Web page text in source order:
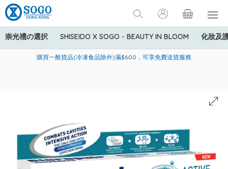
崇光禮の選択 SHISEIDO X SOGO - BEAUTY IN BLOOM 化妝及
美國運通Explorer®信用卡會員購物禮遇：高達5%簽賬回贈！
購買一般貨品(冷凍食品除外)滿$600，可享免費送貨服務
寄送中國內地服務只適用於指定商品，若訂單金額少於HK$600(折